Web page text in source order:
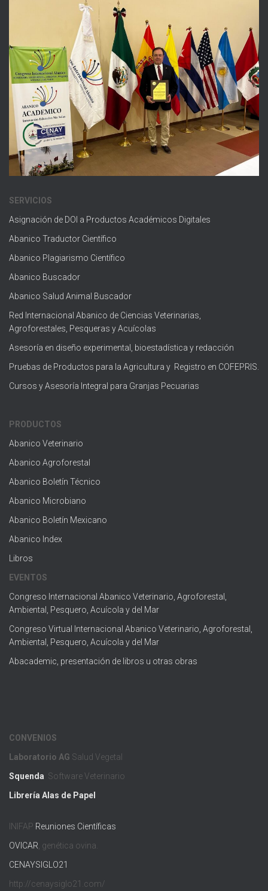
SERVICIOS
Asignación de DOI a Productos Académicos Digitales
Abanico Traductor Científico
Abanico Plagiarismo Científico
Abanico Buscador
Abanico Salud Animal Buscador
Red Internacional Abanico de Ciencias Veterinarias,
Agroforestales, Pesqueras y Acuícolas
Asesoría en diseño experimental, bioestadística y redacción
Pruebas de Productos para la Agricultura y Registro en COFEPRIS.
Cursos y Asesoría Integral para Granjas Pecuarias
PRODUCTOS
Abanico Veterinario
Abanico Agroforestal
Abanico Boletín Técnico
Abanico Microbiano
Abanico Boletín Mexicano
Abanico Index
Libros
EVENTOS
Congreso Internacional Abanico Veterinario, Agroforestal,
Ambiental, Pesquero, Acuícola y del Mar
Congreso Virtual Internacional Abanico Veterinario, Agroforestal,
Ambiental, Pesquero, Acuícola y del Mar
Abacademic, presentación de libros u otras obras
CONVENIOS
Laboratorio AG Salud Vegetal
Squenda Software Veterinario
Librería Alas de Papel
INIFAP Reuniones Científicas
OVICAR , genética ovina.
CENAYSIGLO21
http://cenaysiglo21.com/